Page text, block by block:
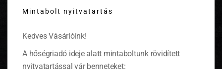
Kovászos uborka
2-3 kg apró, kovászolni való
uborka
Mintabolt nyitvatartás
Kedves Vásárlóink!
A hőségriadó ideje alatt mintaboltunk rövidített
nyitvatartással vár benneteket: